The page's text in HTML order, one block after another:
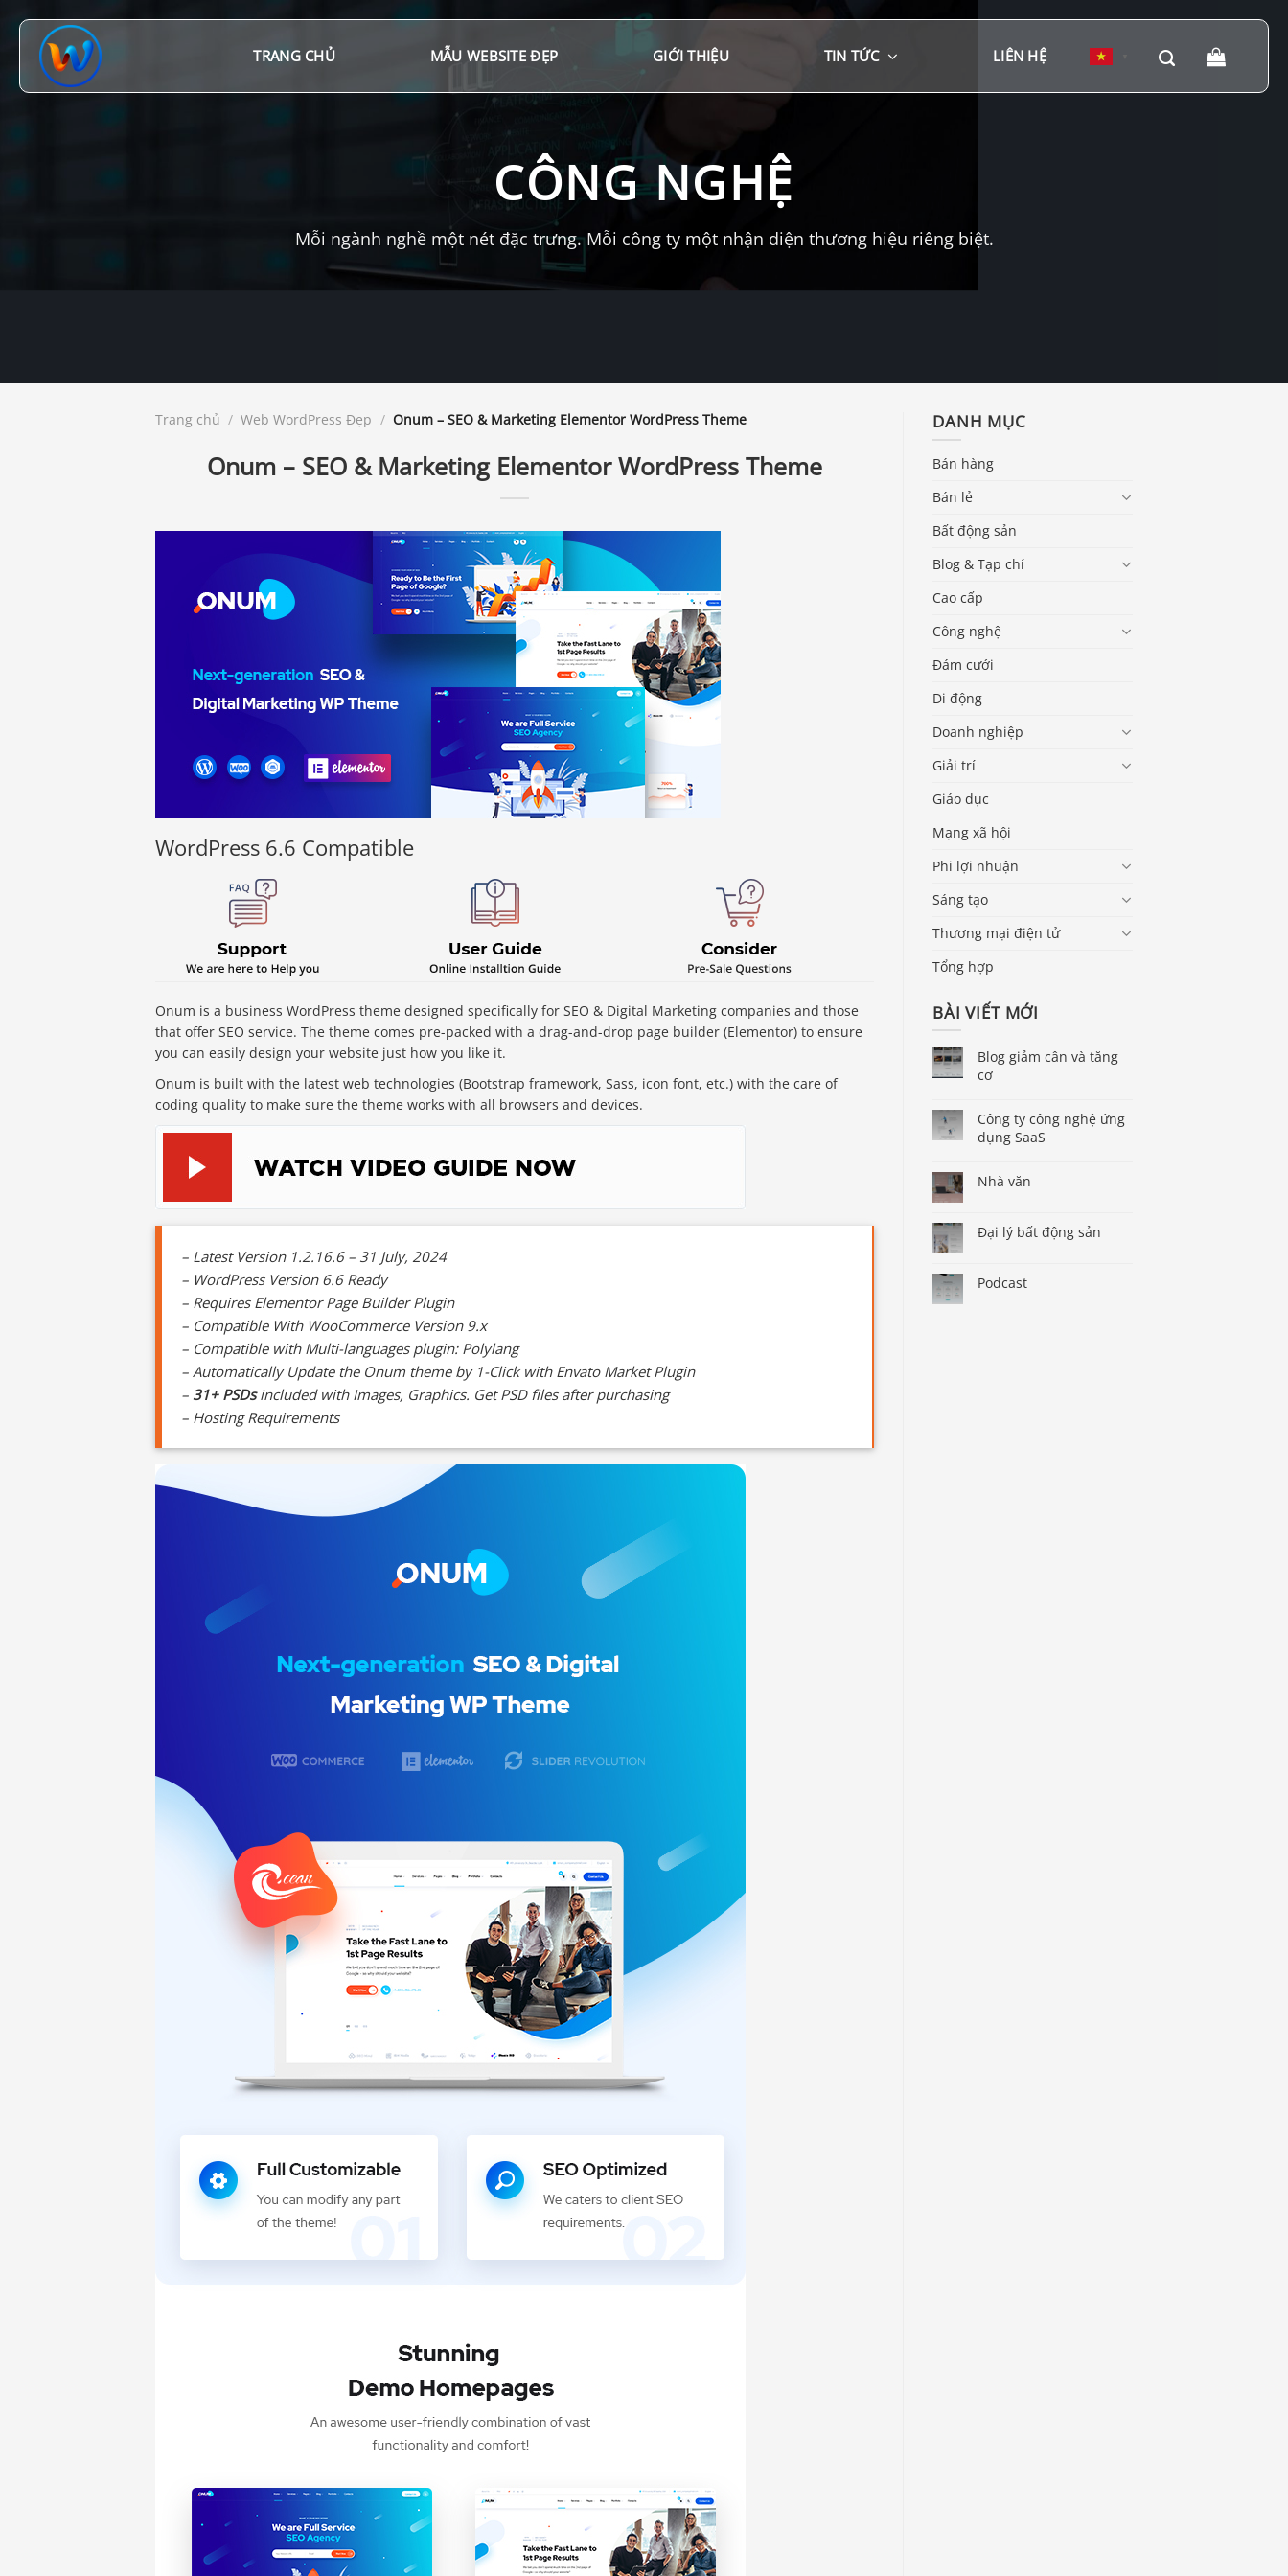
đến
TRANG CHỦ MẪU WEBSITE ĐẸP GIỚI THIỆU TIN TỨC LIÊN HỆ
CÔNG NGHỆ
Mỗi ngành nghề một nét đặc trưng. Mỗi công ty một nhận diện thương hiệu riêng biệt.
Trang chủ / Web WordPress Đẹp / Onum – SEO & Marketing Elementor WordPress Theme
Onum – SEO & Marketing Elementor WordPress Theme
WordPress 6.6 Compatible
Onum is a business WordPress theme designed specifically for SEO & Digital Marketing companies and those
that offer SEO service. The theme comes pre-packed with a drag-and-drop page builder (Elementor) to ensure
you can easily design your website just how you like it.
Onum is built with the latest web technologies (Bootstrap framework, Sass, icon font, etc.) with the care of
coding quality to make sure the theme works with all browsers and devices.
– Latest Version 1.2.16.6 – 31 July, 2024
– WordPress Version 6.6 Ready
– Requires Elementor Page Builder Plugin
– Compatible With WooCommerce Version 9.x
– Compatible with Multi-languages plugin: Polylang
– Automatically Update the Onum theme by 1-Click with Envato Market Plugin
– 31+ PSDsincluded with Images, Graphics. Get PSD files after purchasing
– Hosting Requirements
DANH MỤC
Bán hàng
Bán lẻ
Bất động sản
Blog & Tạp chí
Cao cấp
Công nghệ
Đám cưới
Di động
Doanh nghiệp
Giải trí
Giáo dục
Mạng xã hội
Phi lợi nhuận
Sáng tạo
Thương mại điện tử
Tổng hợp
BÀI VIẾT MỚI
Blog giảm cân và tăng
cơ
Công ty công nghệ ứng
dụng SaaS
Nhà văn
Đại lý bất động sản
Podcast